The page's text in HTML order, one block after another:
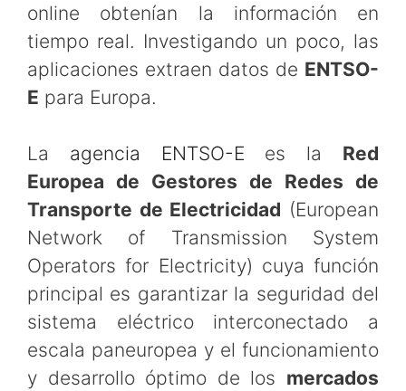
online obtenían la información en
tiempo real. Investigando un poco, las
aplicaciones extraen datos de ENTSO-
E para Europa.
La agencia ENTSO-E es la Red
Europea de Gestores de Redes de
Transporte de Electricidad (European
Network of Transmission System
Operators for Electricity) cuya función
principal es garantizar la seguridad del
sistema eléctrico interconectado a
escala paneuropea y el funcionamiento
y desarrollo óptimo de los mercados